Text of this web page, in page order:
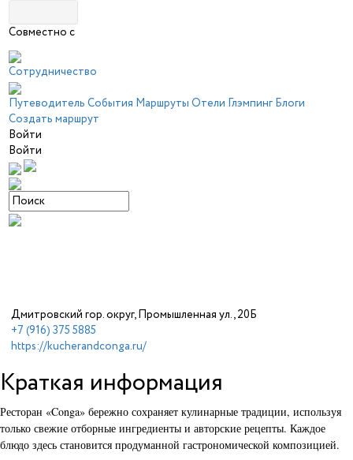
Совместно с
Сотрудничество
Путеводитель События Маршруты Отели Глэмпинг Блоги
Создать маршрут
Войти
Войти
Дмитровский гор. округ, Промышленная ул., 20Б
+7 (916) 375 5885
https://kucherandconga.ru/
Краткая информация
Ресторан «Conga» бережно сохраняет кулинарные традиции, используя
только свежие отборные ингредиенты и авторские рецепты. Каждое
блюдо здесь становится продуманной гастрономической композицией.